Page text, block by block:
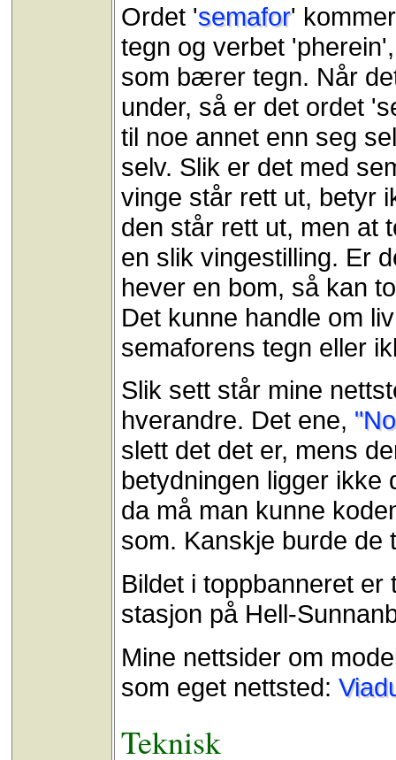
Ordet 'semafor'
tegn og verbet
som bærer tegn. Når
under, så er det ordet
til noe annet enn seg
selv. Slik er det med
vinge står rett ut, betyr
den står rett ut, men at
en slik vingestilling. Er
hever en bom, så kan
Det kunne handle om
semaforens tegn eller
Slik sett står mine
hverandre. Det ene,
slett det det er, mens
betydningen ligger ikke
da må man kunne
som. Kanskje burde de
Bildet i toppbanneret
stasjon på Hell-
Mine nettsider om
som eget nettsted:
Teknisk